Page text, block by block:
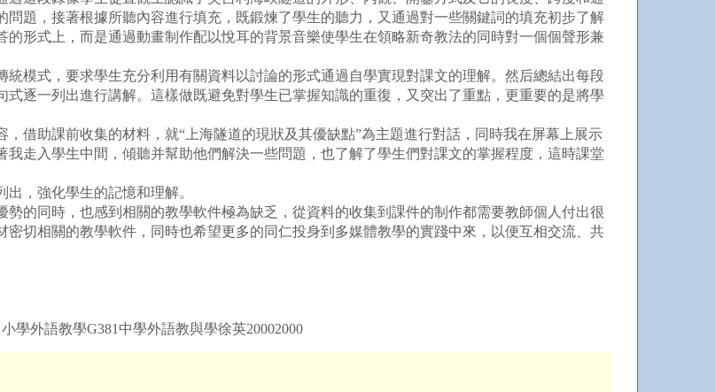
題，接著根據所聽內容進行填充，既鍛煉了學生的聽力，又通過對一些關鍵詞的填充初步了解
形式上，而是通過動畫制作配以悅耳的背景音樂使學生在領略新奇教法的同時對一個個聲形兼
式，要求學生充分利用有關資料以討論的形式通過自學實現對課文的理解。然后總結出每段
逐一列出進行講解。這樣做既避免對學生已掌握知識的重復，又突出了重點，更重要的是將學
助課前收集的材料，就“上海隧道的現狀及其優缺點”為主題進行對話，同時我在屏幕上展示
走入學生中間，傾聽并幫助他們解決一些問題，也了解了學生們對課文的掌握程度，這時課堂
，強化學生的記憶和理解。
同時，也感到相關的教學軟件極為缺乏，從資料的收集到課件的制作都需要教師個人付出很
切相關的教學軟件，同時也希望更多的同仁投身到多媒體教學的實踐中來，以便互相交流、共
學外語教學G381中學外語教與學徐英20002000